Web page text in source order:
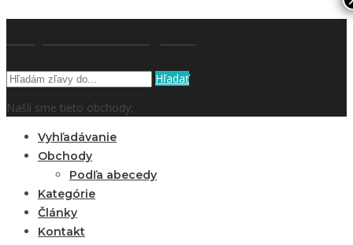
Hľadať
Našli sme tieto obchody:
Vyhľadávanie
Obchody
Podľa abecedy
Kategórie
Články
Kontakt